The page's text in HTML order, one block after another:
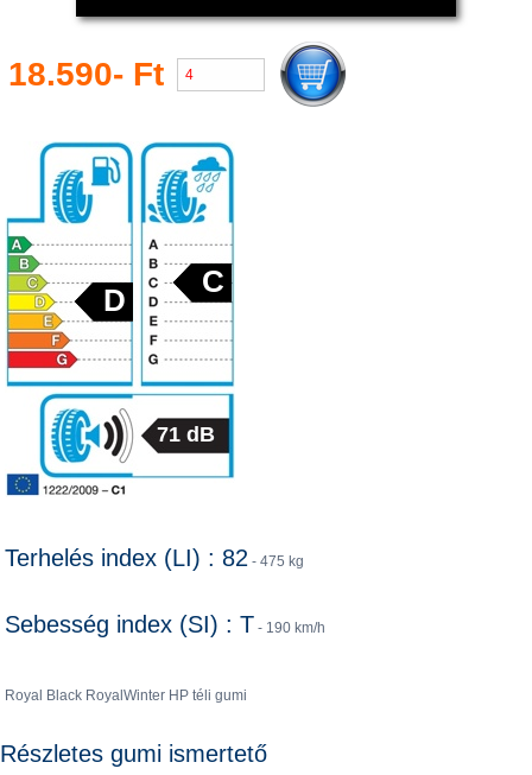
18.590- Ft
D
C
71 dB
Terhelés index (LI) : 82 - 475 kg
Sebesség index (SI) : T - 190 km/h
Royal Black RoyalWinter HP téli gumi
Részletes gumi ismertető